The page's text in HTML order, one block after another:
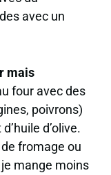
avec un
mais
four avec des
poivrons)
d’olive.
fromage ou
mange moins